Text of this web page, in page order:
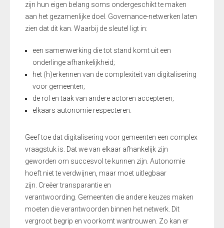
zijn hun eigen belang soms ondergeschikt te maken
aan het gezamenlijke doel. Governance-netwerken laten
zien dat dit kan. Waarbij de sleutel ligt in:
een samenwerking die tot stand komt uit een
onderlinge afhankelijkheid;
het (h)erkennen van de complexiteit van digitalisering
voor gemeenten;
de rol en taak van andere actoren accepteren;
elkaars autonomie respecteren
Geef toe dat digitalisering voor gemeenten een complex
vraagstuk is. Dat we van elkaar afhankelijk zijn
geworden om succesvol te kunnen zijn. Autonomie
hoeft niet te verdwijnen, maar moet uitlegbaar
zijn. Creëer transparantie en
verantwoording. Gemeenten die andere keuzes maken
moeten die verantwoorden binnen het netwerk. Dit
vergroot begrip en voorkomt wantrouwen. Zo kan er